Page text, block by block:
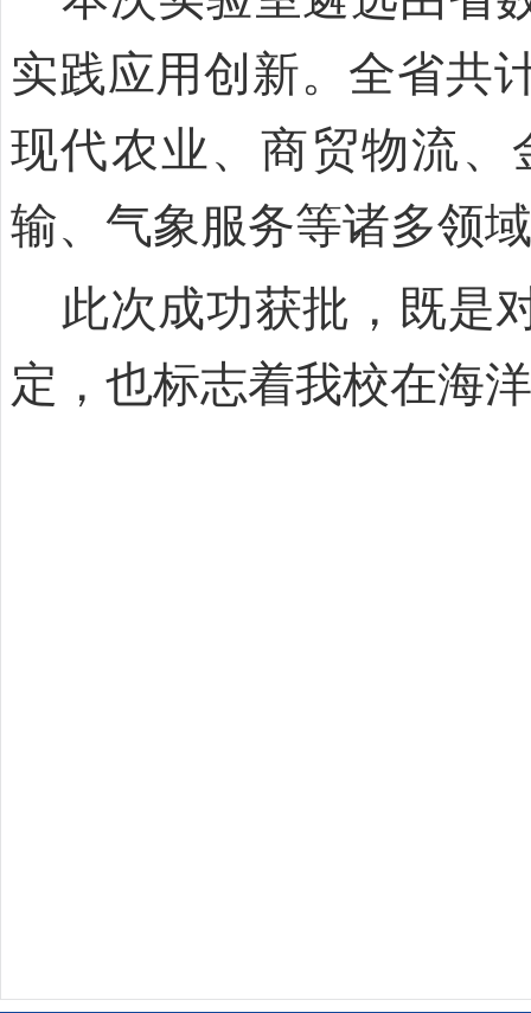
实践应用创新。全省共
现代农业、商贸物流
输、气象服务等诸多领
此次成功获批，既是
定，也标志着我校在海